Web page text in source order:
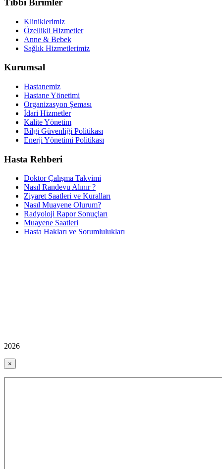
Tıbbi Birimler
Kliniklerimiz
Özellikli Hizmetler
Anne & Bebek
Sağlık Hizmetlerimiz
Kurumsal
Hastanemiz
Hastane Yönetimi
Organizasyon Şeması
İdari Hizmetler
Kalite Yönetim
Bilgi Güvenliği Politikası
Enerji Yönetimi Politikası
Hasta Rehberi
Doktor Çalışma Takvimi
Nasıl Randevu Alınır ?
Ziyaret Saatleri ve Kuralları
Nasıl Muayene Olurum?
Radyoloji Rapor Sonuçları
Muayene Saatleri
Hasta Hakları ve Sorumlulukları
2026
×